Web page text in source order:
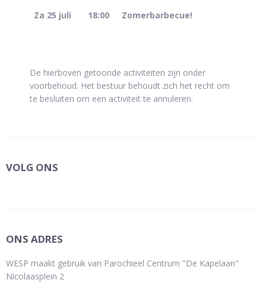
Za 25 juli
18:00 Zomerbarbecue!
De hierboven getoonde activiteiten zijn onder
voorbehoud. Het bestuur behoudt zich het recht om
te besluiten om een activiteit te annuleren.
VOLG ONS
ONS ADRES
WESP maakt gebruik van Parochieel Centrum "De Kapelaan"
Nicolaasplein 2